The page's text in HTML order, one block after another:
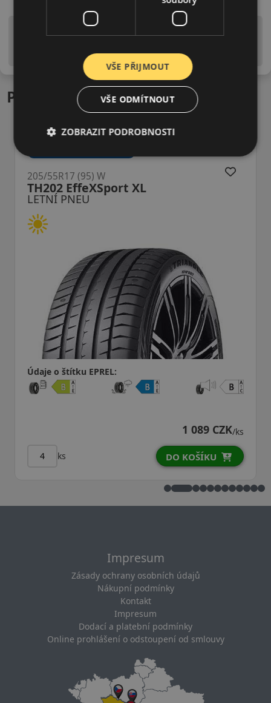
Upozornění! Hodnoty na štítku jsou pouze
is EU štítky ve smyslu dosud platné (předchozí) legislativy.
Podobné produkty
LETNÍ PNEU
TH202 EffeXSport XL
205/55R17 (95) W
Údaje o štítku EPREL:
1 089 CZK/ks
ks DO KOŠÍKU
Impresum
Zásady ochrany osobních údajů
Nákupní podmínky
Kontakt
Impresum
Dodací a platební podmínky
Online prohlášení o odstoupení od smlouvy
VŠE PŘIJMOUT
VŠE ODMÍTNOUT
ZOBRAZIT PODROBNOSTI